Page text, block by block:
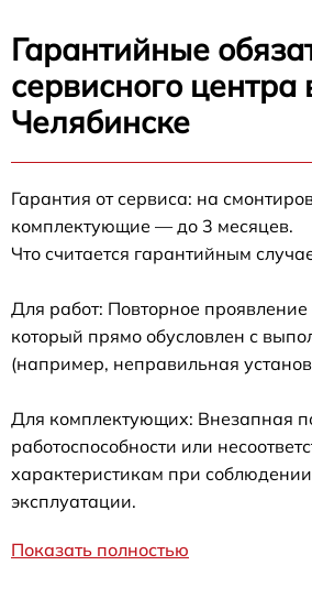
Гарантийные
сервисного центра
Челябинске
Гарантия от сервиса: на
комплектующие — до 3 месяцев.
Что считается гарантийным
Для работ: Повторное
который прямо обусловлен с
(например, неправильная
Для комплектующих: Внезапная
работоспособности или
характеристикам при
эксплуатации.
Показать полностью